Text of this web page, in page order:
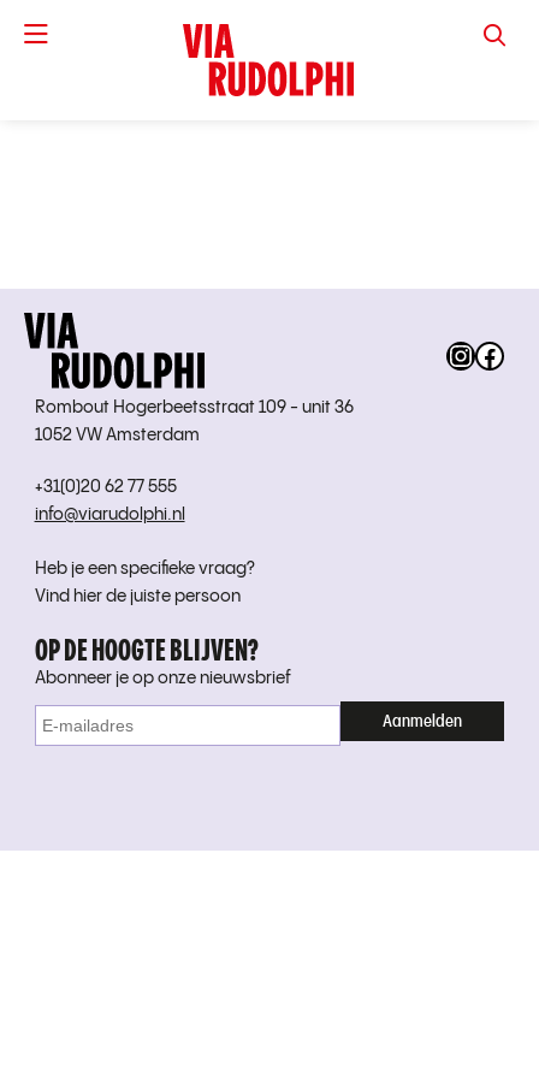
VIA
Rombout Hogerbeetsstraat 109 - unit 36
1052 VW Amsterdam
+31(0)20 62 77 555
info@viarudolphi.nl
Heb je een specifieke vraag?
Vind hier de juiste persoon
OP DE HOOGTE BLIJVEN?
Abonneer je op onze nieuwsbrief